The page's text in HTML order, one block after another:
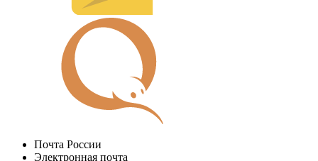
Почта России
Электронная почта